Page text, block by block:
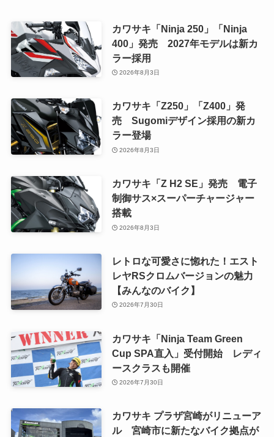
カワサキ「Ninja 250」「Ninja
400」発売 2027年モデルは新カ
ラー採用
2026年8月3日
カワサキ「Z250」「Z400」発
売 Sugomiデザイン採用の新カ
ラー登場
2026年8月3日
カワサキ「Z H2 SE」発売 電子
制御サス×スーパーチャージャー
搭載
2026年8月3日
レトロな可愛さに惚れた！エスト
レヤRSクロムバージョンの魅力
【みんなのバイク】
2026年7月30日
カワサキ「Ninja Team Green
Cup SPA直入」受付開始 レディ
ースクラスも開催
2026年7月30日
カワサキ プラザ宮崎がリニューア
ル 宮崎市に新たなバイク拠点が